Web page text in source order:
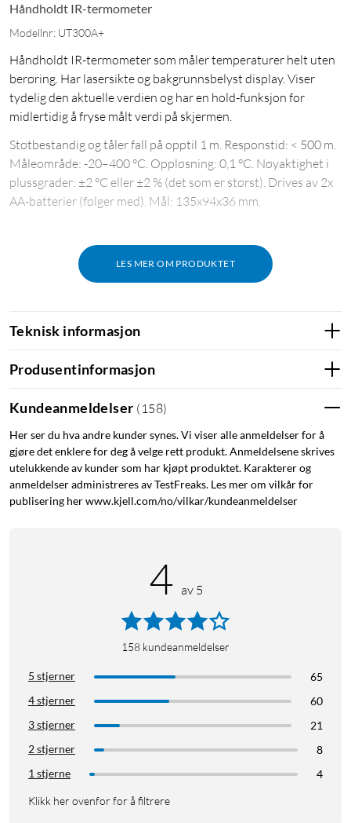
Håndholdt IR-termometer
Modellnr: UT300A+
Håndholdt IR-termometer som måler temperaturer helt uten
berøring. Har lasersikte og bakgrunnsbelyst display. Viser
tydelig den aktuelle verdien og har en hold-funksjon for
midlertidig å fryse målt verdi på skjermen.
LES MER OM PRODUKTET
Støtbestandig og tåler fall på opptil 1 m. Responstid: < 500 m.
Måleområde: -20–400 °C. Oppløsning: 0,1 °C. Nøyaktighet i
plussgrader: ±2 °C eller ±2 % (det som er størst). Drives av 2x
AA-batterier (følger med). Mål: 135x94x36 mm.
Teknisk informasjon
Produsentinformasjon
Kundeanmeldelser ( 158)
Her ser du hva andre kunder synes. Vi viser alle anmeldelser for å
gjøre det enklere for deg å velge rett produkt. Anmeldelsene skrives
utelukkende av kunder som har kjøpt produktet. Karakterer og
anmeldelser administreres av TestFreaks. Les mer om vilkår for
publisering her www.kjell.com/no/vilkar/kundeanmeldelser
4 av 5
158 kundeanmeldelser
5 stjerner
65
4 stjerner
60
3 stjerner
21
2 stjerner
8
1 stjerne
4
Klikk her ovenfor for å filtrere